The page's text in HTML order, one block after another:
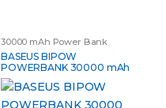
30000 mAh Power Bank
BASEUS BIPOW
POWERBANK 30000 mAh
15W 2X USB